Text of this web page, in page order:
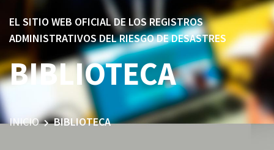
EL SITIO WEB OFICIAL DE LOS REGISTROS
ADMINISTRATIVOS DEL RIESGO DE DESASTRES
BIBLIOTECA
INICIO BIBLIOTECA